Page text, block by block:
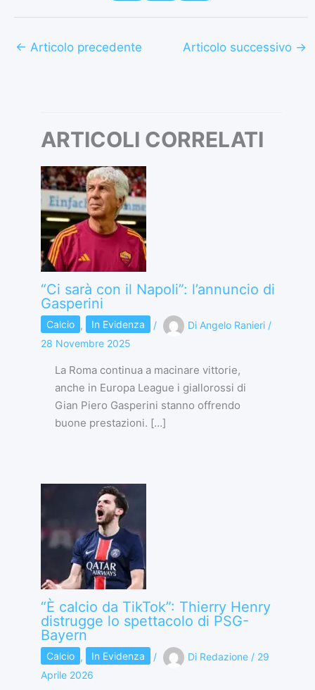
← Articolo precedente Articolo successivo →
ARTICOLI CORRELATI
“Ci sarà con il Napoli”: l’annuncio di
Gasperini
Calcio , In Evidenza / Di Angelo Ranieri /
28 Novembre 2025
La Roma continua a macinare vittorie,
anche in Europa League i giallorossi di
Gian Piero Gasperini stanno offrendo
buone prestazioni. […]
“È calcio da TikTok”: Thierry Henry
distrugge lo spettacolo di PSG-
Bayern
Calcio , In Evidenza / Di Redazione / 29
Aprile 2026